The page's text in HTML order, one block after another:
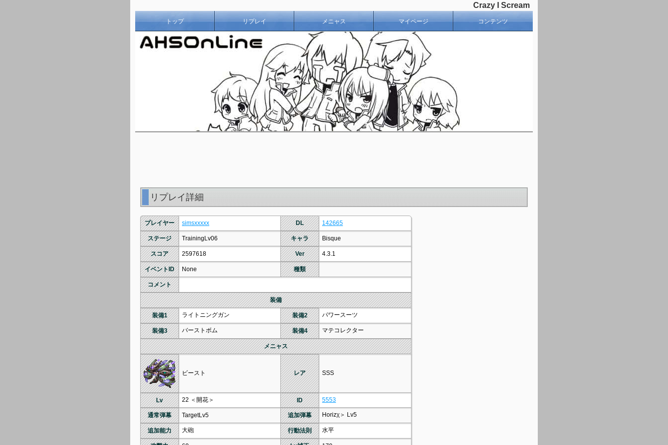
Crazy I Scream
トップ リプレイ メニャス マイページ コンテンツ
リプレイ詳細
プレイヤー simsxxxxx DL 142665
ステージ TrainingLv06 キャラ Bisque
スコア 2597618 Ver 4.3.1
イベントID None 種類
コメント
装備
装備1 ライトニングガン 装備2 パワースーツ
装備3 バーストボム 装備4 マテコレクター
メニャス
ビースト レア SSS
Lv 22 ＜開花＞ ID 5553
通常弾幕 TargetLv5 追加弾幕 Horizχ＞ Lv5
追加能力 大砲 行動法則 水平